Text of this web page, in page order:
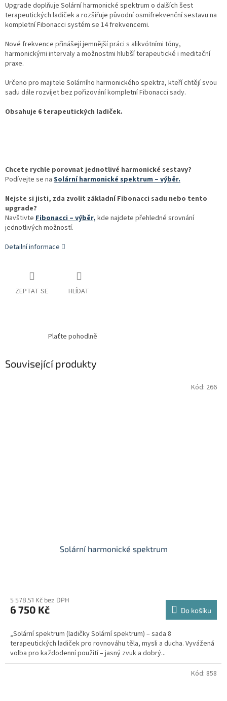
Upgrade doplňuje Solární harmonické spektrum o dalších šest
terapeutických ladiček a rozšiřuje původní osmifrekvenční sestavu na
kompletní Fibonacci systém se 14 frekvencemi.
Nové frekvence přinášejí jemnější práci s alikvótními tóny,
harmonickými intervaly a možnostmi hlubší terapeutické i meditační
praxe.
Určeno pro majitele Solárního harmonického spektra, kteří chtějí svou
sadu dále rozvíjet bez pořizování kompletní Fibonacci sady.
Obsahuje 6 terapeutických ladiček.
Chcete rychle porovnat jednotlivé harmonické sestavy?
Podívejte se na Solární harmonické spektrum – výběr.
Nejste si jisti, zda zvolit základní Fibonacci sadu nebo tento
upgrade?
Navštivte Fibonacci – výběr, kde najdete přehledné srovnání
jednotlivých možností.
Detailní informace
ZEPTAT SE HLÍDAT
Plaťte pohodlně
Související produkty
Solární harmonické spektrum
produktu
je
5
hvězdiček.
5 578,51 Kč bez DPH
6 750 Kč Do košíku
„Solární spektrum (ladičky Solární spektrum) – sada 8
terapeutických ladiček pro rovnováhu těla, mysli a ducha. Vyvážená
volba pro každodenní použití – jasný zvuk a dobrý...
Kód: 266
Kód: 858